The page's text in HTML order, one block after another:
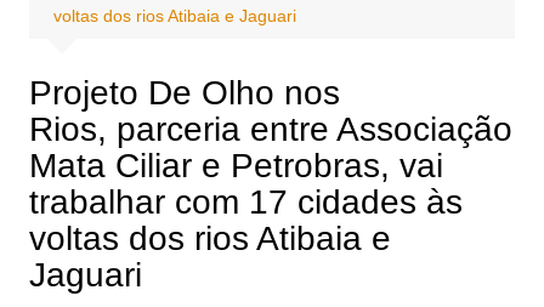
voltas dos rios Atibaia e Jaguari
Projeto De Olho nos
Rios, parceria entre Associação
Mata Ciliar e Petrobras, vai
trabalhar com 17 cidades às
voltas dos rios Atibaia e
Jaguari